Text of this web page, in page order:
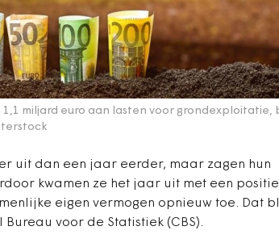
miljard euro aan lasten voor grondexploitatie,
uit dan een jaar eerder, maar zagen hun
kwamen ze het jaar uit met een
eigen vermogen opnieuw toe. Dat
voor de Statistiek (CBS).